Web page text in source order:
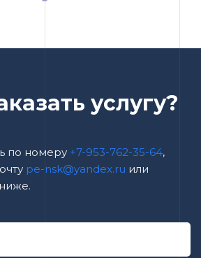
услугу?
по номеру +7-953-762-35-64,
pe-nsk@yandex.ru или